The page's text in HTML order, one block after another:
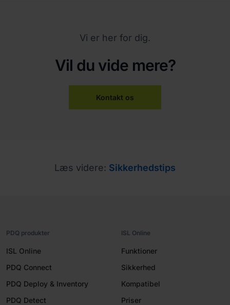
Vi er her for dig.
Vil du vide mere?
Kontakt os
Læs videre: Sikkerhedstips
PDQ produkter
ISL Online
PDQ Connect
PDQ Deploy & Inventory
PDQ Detect
ISL Online
Funktioner
Sikkerhed
Kompatibel
Priser